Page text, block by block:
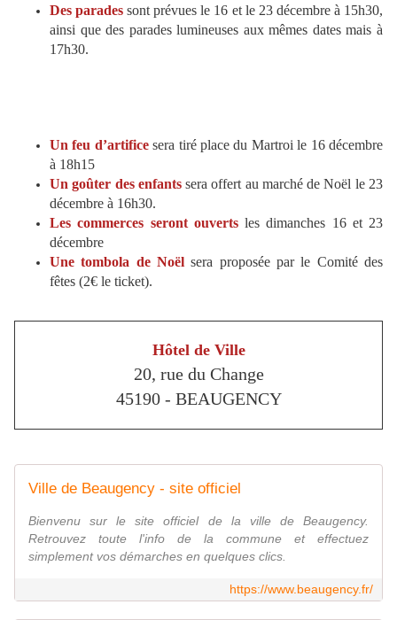
Des parades sont prévues le 16 et le 23 décembre à 15h30,
ainsi que des parades lumineuses aux mêmes dates mais à
17h30.
Un feu d’artificesera tiré place du Martroi le 16 décembre
à 18h15
Un goûter des enfantssera offert au marché de Noël le 23
décembre à 16h30.
Les commerces seront ouvertsles dimanches 16 et 23
décembre
Une tombola de Noël sera proposée par le Comité des
fêtes (2€ le ticket).
Hôtel de Ville
20, rue du Change
45190 - BEAUGENCY
Ville de Beaugency - site officiel
Bienvenu sur le site officiel de la ville de Beaugency.
Retrouvez toute l'info de la commune et effectuez
simplement vos démarches en quelques clics.
https://www.beaugency.fr/